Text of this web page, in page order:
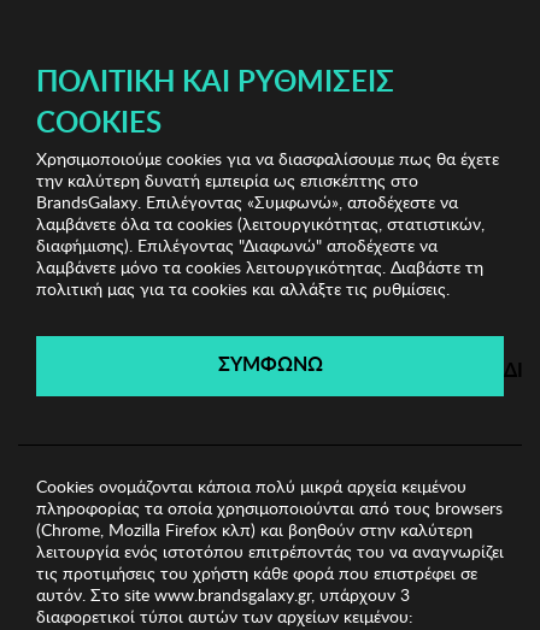
Bedding & Bathroom Shop Κουβέρτες
Διπλή Pique
Κουβέρτα Mijolnir
Bedding & Bathroom Shop
Λήγει σε: 01ημέρες | 23ώρες 41λεπτά 39δευτ.
ΠΟΛΙΤΙΚΉ ΚΑΙ ΡΥΘΜΊΣΕΙΣ
COOKIES
Χρησιμοποιούμε cookies για να διασφαλίσουμε πως θα έχετε
την καλύτερη δυνατή εμπειρία ως επισκέπτης στο
BrandsGalaxy. Επιλέγοντας «Συμφωνώ», αποδέχεστε να
λαμβάνετε όλα τα cookies (λειτουργικότητας, στατιστικών,
διαφήμισης). Επιλέγοντας "Διαφωνώ" αποδέχεστε να
λαμβάνετε μόνο τα cookies λειτουργικότητας. Διαβάστε τη
πολιτική μας για τα cookies και αλλάξτε τις ρυθμίσεις.
ΣΥΜΦΩΝΩ
Cookies ονομάζονται κάποια πολύ μικρά αρχεία κειμένου
πληροφορίας τα οποία χρησιμοποιούνται από τους browsers
(Chrome, Mozilla Firefox κλπ) και βοηθούν στην καλύτερη
λειτουργία ενός ιστοτόπου επιτρέποντάς του να αναγνωρίζει
τις προτιμήσεις του χρήστη κάθε φορά που επιστρέφει σε
αυτόν. Στο site www.brandsgalaxy.gr, υπάρχουν 3
διαφορετικοί τύποι αυτών των αρχείων κειμένου: